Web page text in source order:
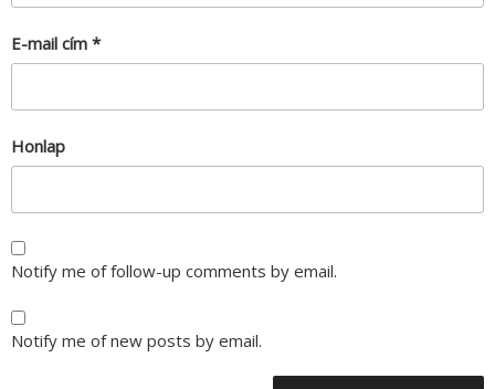
E-mail cím *
Honlap
Notify me of follow-up comments by email.
Notify me of new posts by email.